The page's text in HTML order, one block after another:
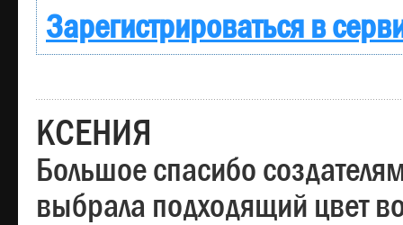
Зарегистрироваться в
КСЕНИЯ
Большое спасибо
выбрала подходящий цвет